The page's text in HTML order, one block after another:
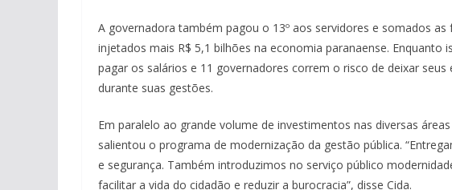
A governadora também pagou o 13º aos servidores e somados
injetados mais R$ 5,1 bilhões na economia paranaense.
pagar os salários e 11 governadores correm o risco de deixar
durante suas gestões.
Em paralelo ao grande volume de investimentos nas diversas
salientou o programa de modernização da gestão pública.
e segurança. Também introduzimos no serviço público
facilitar a vida do cidadão e reduzir a burocracia”, disse Cida.